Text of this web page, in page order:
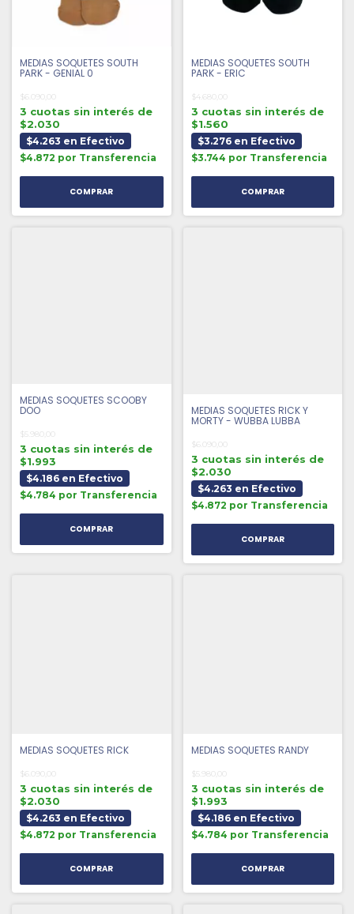
MEDIAS SOQUETES SOUTH
PARK - GENIAL 0
$6.090,00
3 cuotas sin interés de
$2.030
$4.263 en Efectivo
$4.872 por Transferencia
MEDIAS SOQUETES SOUTH
PARK - ERIC
$4.680,00
3 cuotas sin interés de
$1.560
$3.276 en Efectivo
$3.744 por Transferencia
MEDIAS SOQUETES SCOOBY
DOO
$5.980,00
3 cuotas sin interés de
$1.993
$4.186 en Efectivo
$4.784 por Transferencia
MEDIAS SOQUETES RICK Y
MORTY - WUBBA LUBBA
$6.090,00
3 cuotas sin interés de
$2.030
$4.263 en Efectivo
$4.872 por Transferencia
MEDIAS SOQUETES RICK
$6.090,00
3 cuotas sin interés de
$2.030
$4.263 en Efectivo
$4.872 por Transferencia
MEDIAS SOQUETES RANDY
$5.980,00
3 cuotas sin interés de
$1.993
$4.186 en Efectivo
$4.784 por Transferencia